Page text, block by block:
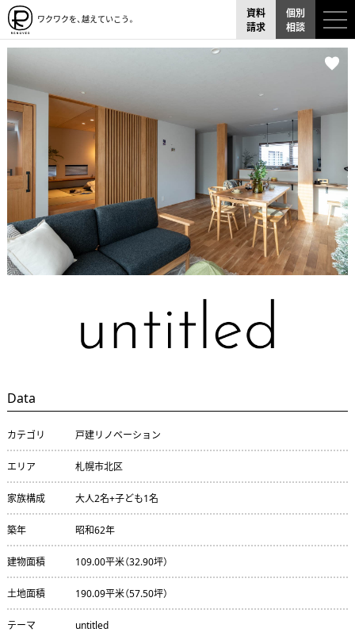
ワクワクを、越えていこう。
資料
請求
個別
相談
Data
カテゴリ 戸建リノベーション
エリア 札幌市北区
家族構成 大人2名+子ども1名
築年 昭和62年
建物面積 109.00平米（32.90坪）
土地面積 190.09平米（57.50坪）
テーマ untitled